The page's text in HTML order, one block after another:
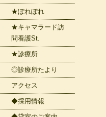
★ぽれぽれ
★キャマラード訪
問看護St.
★診療所
◎診療所たより
アクセス
◆採用情報